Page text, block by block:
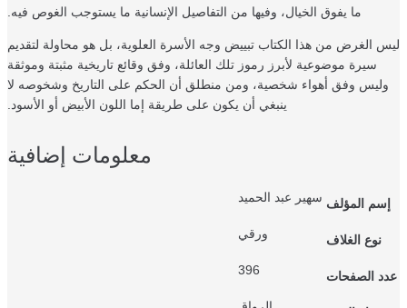
ما يفوق الخيال، وفيها من التفاصيل الإنسانية ما يستوجب الغوص فيه.
ليس الغرض من هذا الكتاب تبييض وجه الأسرة العلوية، بل هو محاولة لتقديم
سيرة موضوعية لأبرز رموز تلك العائلة، وفق وقائع تاريخية مثبتة وموثقة
وليس وفق أهواء شخصية، ومن منطلق أن الحكم على التاريخ وشخوصه لا
ينبغي أن يكون على طريقة إما اللون الأبيض أو الأسود.
معلومات إضافية
إسم المؤلف سهير عبد الحميد
نوع الغلاف ورقي
عدد الصفحات 396